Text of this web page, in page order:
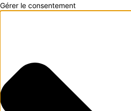
Gérer le consentement